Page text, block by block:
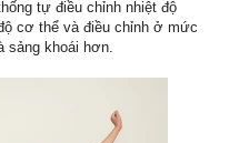
tự điều chỉnh nhiệt độ
cơ thể và điều chỉnh ở mức
sảng khoái hơn.